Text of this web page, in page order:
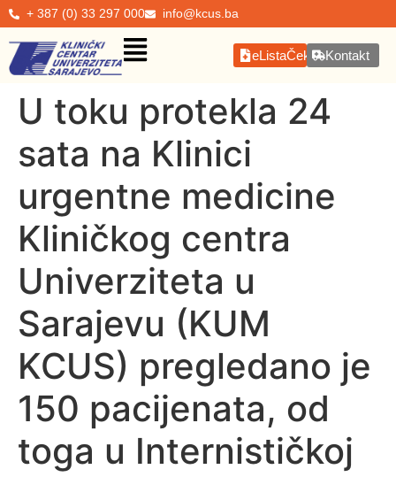
+ 387 (0) 33 297 000 info@kcus.ba
eListaČekanjaKontakt
U toku protekla 24
sata na Klinici
urgentne medicine
Kliničkog centra
Univerziteta u
Sarajevu (KUM
KCUS) pregledano je
150 pacijenata, od
toga u Internističkoj